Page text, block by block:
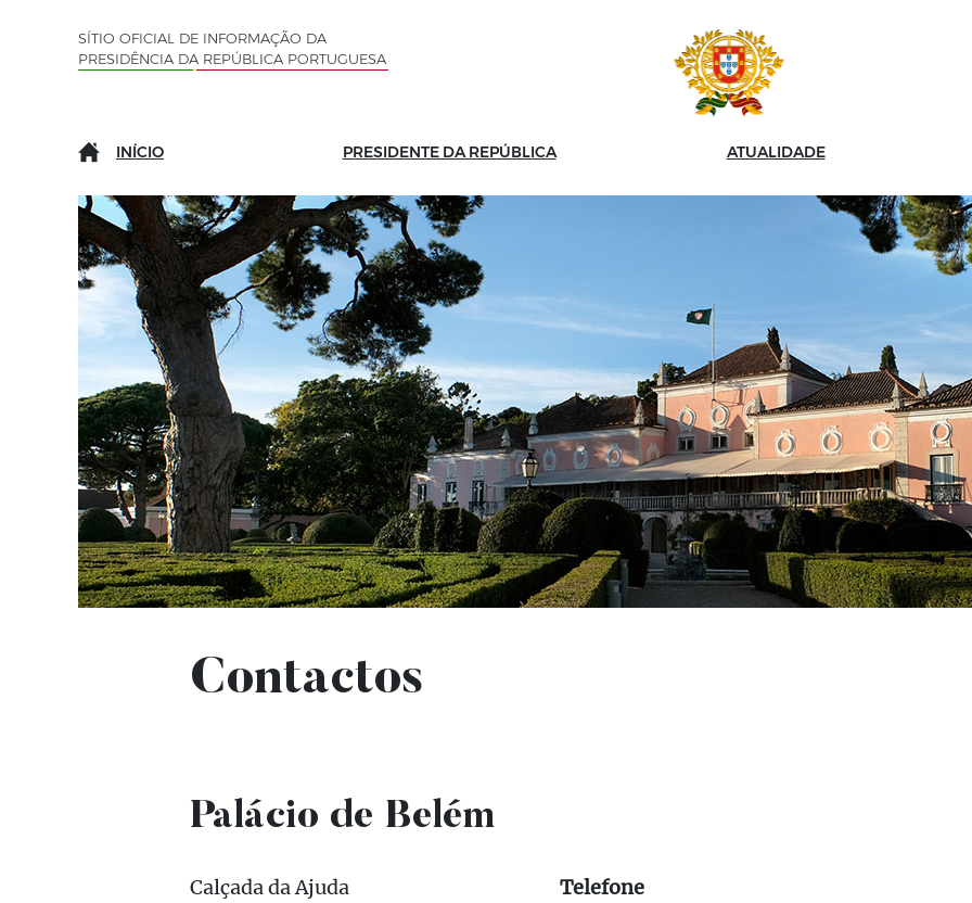
SÍTIO OFICIAL DE INFORMAÇÃO DA
PRESIDÊNCIA DA REPÚBLICA PORTUGUESA
INÍCIO PRESIDENTE DA REPÚBLICA ATUALIDADE
Contactos
Palácio de Belém
Calçada da Ajuda
Telefone